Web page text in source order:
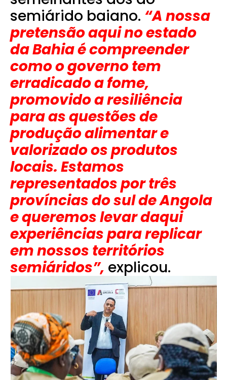
semiárido baiano. “A nossa
pretensão aqui no estado
da Bahia é compreender
como o governo tem
erradicado a fome,
promovido a resiliência
para as questões de
produção alimentar e
valorizado os produtos
locais. Estamos
representados por três
províncias do sul de Angola
e queremos levar daqui
experiências para replicar
em nossos territórios
semiáridos”, explicou.